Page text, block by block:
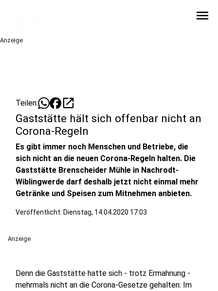
menu
Anzeige
Teilen: open_in_new
Gaststätte hält sich offenbar nicht an
Corona-Regeln
Es gibt immer noch Menschen und Betriebe, die
sich nicht an die neuen Corona-Regeln halten. Die
Gaststätte Brenscheider Mühle in Nachrodt-
Wiblingwerde darf deshalb jetzt nicht einmal mehr
Getränke und Speisen zum Mitnehmen anbieten.
Veröffentlicht: Dienstag, 14.04.2020 17:03
Anzeige
Denn die Gaststätte hatte sich - trotz Ermahnung -
mehrmals nicht an die Corona-Gesetze gehalten: Im